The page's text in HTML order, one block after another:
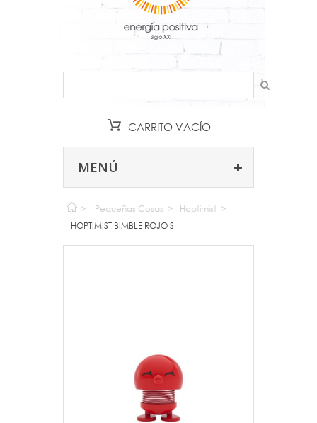
CARRITO VACÍO
MENÚ
> Pequeñas Cosas > Hoptimist >
HOPTIMIST BIMBLE ROJO S